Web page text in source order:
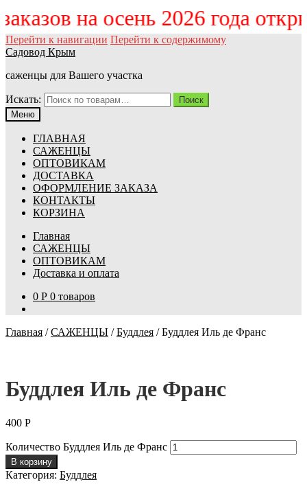
заказов на осень 2026 года
Перейти к навигации Перейти к содержимому
Садовод Крым
саженцы для Вашего участка
Искать:
Поиск
Меню
ГЛАВНАЯ
САЖЕНЦЫ
ОПТОВИКАМ
ДОСТАВКА
ОФОРМЛЕНИЕ ЗАКАЗА
КОНТАКТЫ
КОРЗИНА
Главная
САЖЕНЦЫ
ОПТОВИКАМ
Доставка и оплата
0 Р 0 товаров
Главная /САЖЕНЦЫ /Буддлея /Буддлея Иль де Франс
Буддлея Иль де Франс
400 Р
Количество Буддлея Иль де Франс
В корзину
Категория: Буддлея